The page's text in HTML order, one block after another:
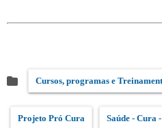
Cursos, programas e
Projeto Pró Cura Saúde - Cura